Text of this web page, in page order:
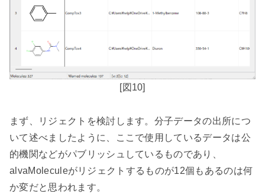
[図 10]
まず、リジェクトを検討します。分子データの出所につ
いて述べましたように、ここで使用しているデータは公
的機関などがパブリッシュしているものであり、
alvaMoleculeがリジェクトするものが12個もあるのは何
か変だと思われます。